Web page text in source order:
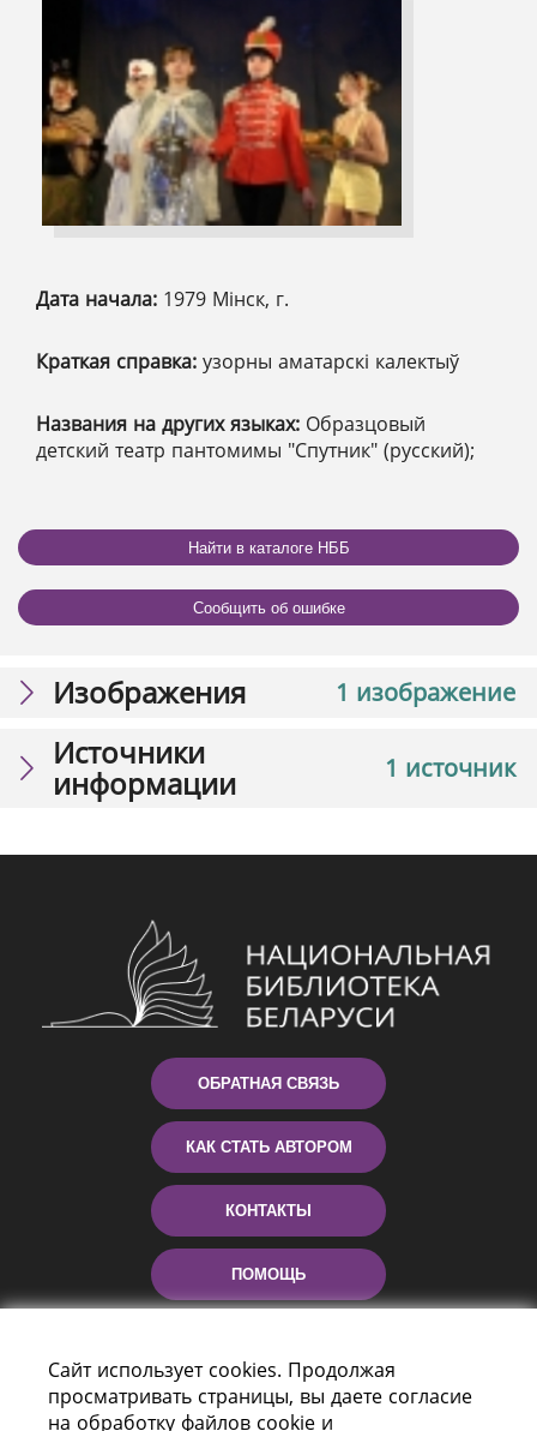
Дата начала: 1979 Мінск, г.
Краткая справка: узорны аматарскі калектыў
Названия на других языках: Образцовый
детский театр пантомимы "Спутник" (русский);
Найти в каталоге НББ
Сообщить об ошибке
1 изображение
Изображения
1 источник
Источники
информации
ОБРАТНАЯ СВЯЗЬ
КАК СТАТЬ АВТОРОМ
КОНТАКТЫ
ПОМОЩЬ
Сайт использует cookies. Продолжая
просматривать страницы, вы даете согласие
на обработку файлов cookie и